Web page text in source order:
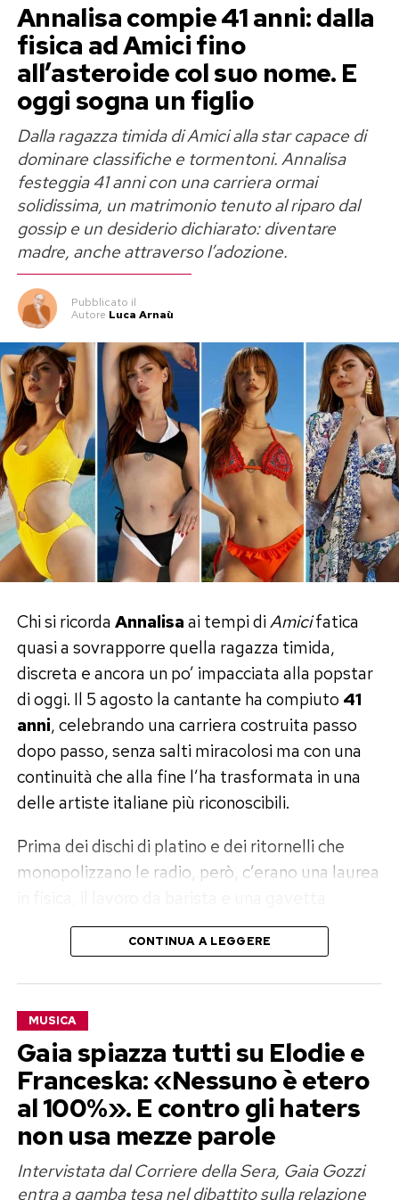
Annalisa compie 41 anni: dalla
fisica ad Amici fino
all’asteroide col suo nome. E
oggi sogna un figlio
Dalla ragazza timida di Amici alla star capace di
dominare classifiche e tormentoni. Annalisa
festeggia 41 anni con una carriera ormai
solidissima, un matrimonio tenuto al riparo dal
gossip e un desiderio dichiarato: diventare
madre, anche attraverso l’adozione.
Pubblicato il
Autore Luca Arnaù
Chi si ricordaAnnalisaai tempi diAmicifatica
quasi a sovrapporre quella ragazza timida,
discreta e ancora un po’ impacciata alla popstar
di oggi. Il 5 agosto la cantante ha compiuto 41
anni, celebrando una carriera costruita passo
dopo passo, senza salti miracolosi ma con una
continuità che alla fine l’ha trasformata in una
delle artiste italiane più riconoscibili.
Prima dei dischi di platino e dei ritornelli che
monopolizzano le radio, però, c’erano una laurea
musicale fatta di band, concorsi e tentativi.
Annalisa Scarrone nasce a Savona nel 1985 e
cresce a Carcare, in Val Bormida. Studia canto,
chitarra classica e flauto traverso fin da
bambina, ma per anni porta avanti anche un
percorso molto diverso: quello scientifico.
Si laurea in fisica e, prima di sfondare nella
musica, lavora anche come barista. Poi arriva la
CONTINUA A LEGGERE
MUSICA
Gaia spiazza tutti su Elodie e
Franceska: «Nessuno è etero
al 100%». E contro gli haters
non usa mezze parole
Intervistata dal Corriere della Sera, Gaia Gozzi
entra a gamba tesa nel dibattito sulla relazione